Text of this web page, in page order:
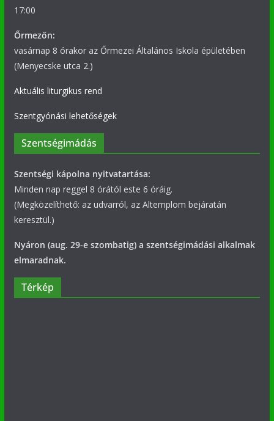
17:00
Őrmezőn:
vasárnap 8 órakor az Őrmezei Általános Iskola épületében
(Menyecske utca 2.)
Aktuális liturgikus rend
Szentgyónási lehetőségek
Szentségimádás
Szentségi kápolna nyitvatartása:
Minden nap reggel 8 órától este 6 óráig.
(Megközelíthető: az udvarról, az Altemplom bejáratán
keresztül.)
Nyáron (aug. 29-e szombatig) a szentségimádási alkalmak
elmaradnak.
Térkép